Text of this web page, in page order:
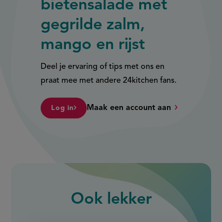
bietensalade met
gegrilde zalm,
mango en rijst
Deel je ervaring of tips met ons en
praat mee met andere 24kitchen fans.
Log in Maak een account aan
Ook lekker